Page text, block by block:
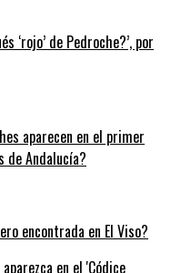
‘rojo’ de Pedroche?’, por
aparecen en el primer
de Andalucía?
encontrada en El Viso?